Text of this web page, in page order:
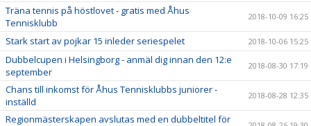
Träna tennis på höstlovet - gratis med Åhus
Tennisklubb
2018-10-09 16:25
Stark start av pojkar 15 inleder seriespelet 2018-10-06 15:25
Dubbelcupen i Helsingborg - anmäl dig innan den 12:e
september
2018-08-30 17:19
Chans till inkomst för Åhus Tennisklubbs juniorer -
inställd
2018-08-28 12:35
Regionmästerskapen avslutas med en dubbeltitel för